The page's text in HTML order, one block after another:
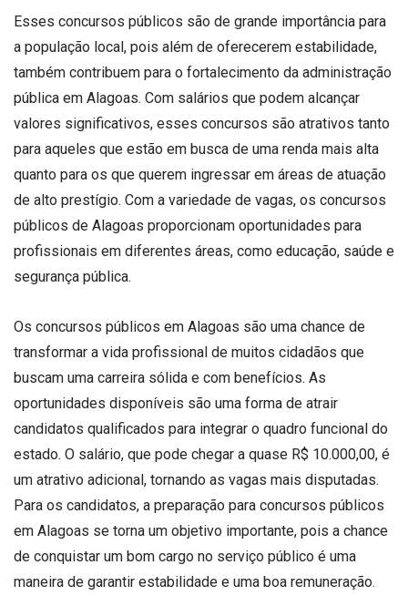
Esses concursos públicos são de grande importância para
a população local, pois além de oferecerem estabilidade,
também contribuem para o fortalecimento da administração
pública em Alagoas. Com salários que podem alcançar
valores significativos, esses concursos são atrativos tanto
para aqueles que estão em busca de uma renda mais alta
quanto para os que querem ingressar em áreas de atuação
de alto prestígio. Com a variedade de vagas, os concursos
públicos de Alagoas proporcionam oportunidades para
profissionais em diferentes áreas, como educação, saúde e
segurança pública.
Os concursos públicos em Alagoas são uma chance de
transformar a vida profissional de muitos cidadãos que
buscam uma carreira sólida e com benefícios. As
oportunidades disponíveis são uma forma de atrair
candidatos qualificados para integrar o quadro funcional do
estado. O salário, que pode chegar a quase R$ 10.000,00, é
um atrativo adicional, tornando as vagas mais disputadas.
Para os candidatos, a preparação para concursos públicos
em Alagoas se torna um objetivo importante, pois a chance
de conquistar um bom cargo no serviço público é uma
maneira de garantir estabilidade e uma boa remuneração.